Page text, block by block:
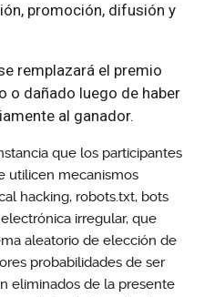
promoción, difusión y
remplazará el premio
o dañado luego de haber
al ganador.
que los participantes
utilicen mecanismos
hacking, robots.txt, bots
irregular, que
aleatorio de elección de
probabilidades de ser
eliminados de la presente